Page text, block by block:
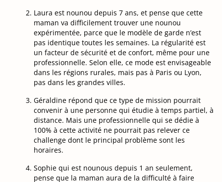
Laura est nounou depuis 7 ans, et pense que cette
maman va difficilement trouver une nounou
expérimentée, parce que le modèle de garde n’est
pas identique toutes les semaines. La régularité est
un facteur de sécurité et de confort, même pour une
professionnelle. Selon elle, ce mode est envisageable
dans les régions rurales, mais pas à Paris ou Lyon,
pas dans les grandes villes.
Géraldine répond que ce type de mission pourrait
convenir à une personne qui étudie à temps partiel, à
distance. Mais une professionnelle qui se dédie à
100% à cette activité ne pourrait pas relever ce
challenge dont le principal problème sont les
horaires.
Sophie qui est nounous depuis 1 an seulement,
pense que la maman aura de la difficulté à faire